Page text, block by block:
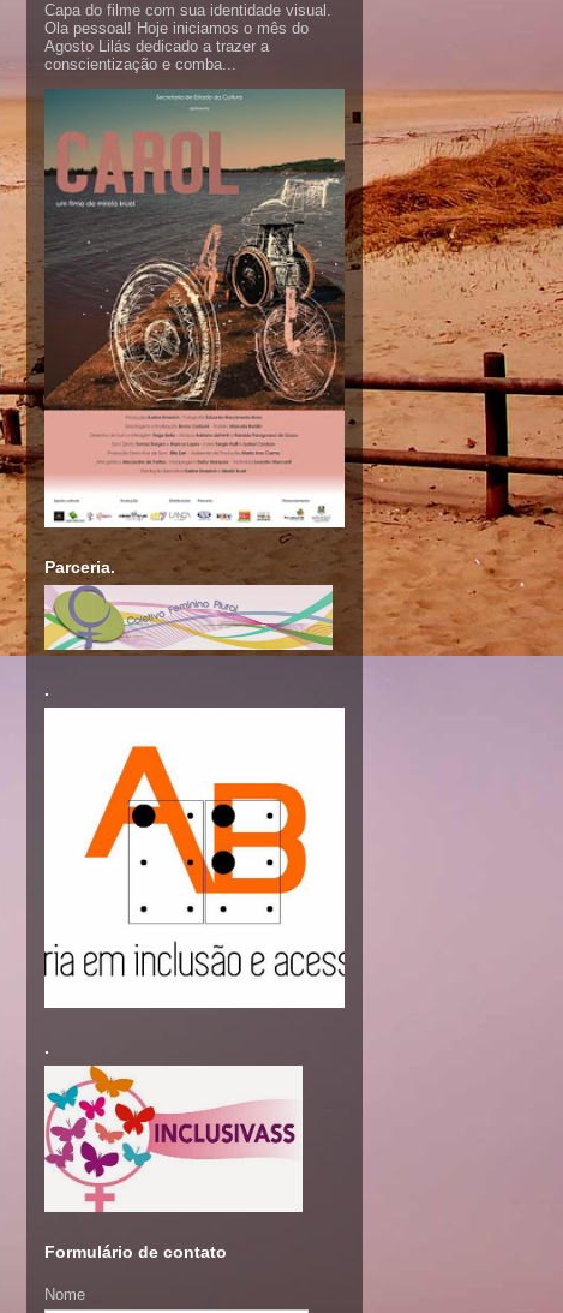
Capa do filme com sua identidade visual.
Ola pessoal! Hoje iniciamos o mês do
Agosto Lilás dedicado a trazer a
conscientização e comba...
Parceria.
.
.
Formulário de contato
Nome